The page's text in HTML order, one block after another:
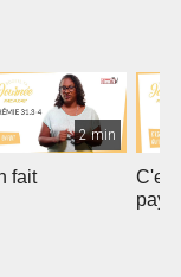
2 min
fait
paye